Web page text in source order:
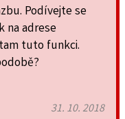
Podívejte se
na adrese
tuto funkci.
31. 10. 2018